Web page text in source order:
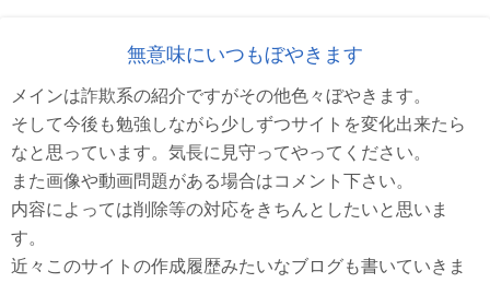
無意味にいつもぼやきます
メインは詐欺系の紹介ですがその他色々ぼやきます。
そして今後も勉強しながら少しずつサイトを変化出来たら
なと思っています。気長に見守ってやってください。
また画像や動画問題がある場合はコメント下さい。
内容によっては削除等の対応をきちんとしたいと思いま
す。
近々このサイトの作成履歴みたいなブログも書いていきま